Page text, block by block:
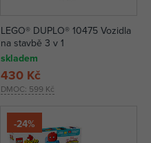
LEGO® DUPLO® 10475 Vozidla
na stavbě 3 v 1
skladem
DMOC: 599 Kč
430 Kč
-24%